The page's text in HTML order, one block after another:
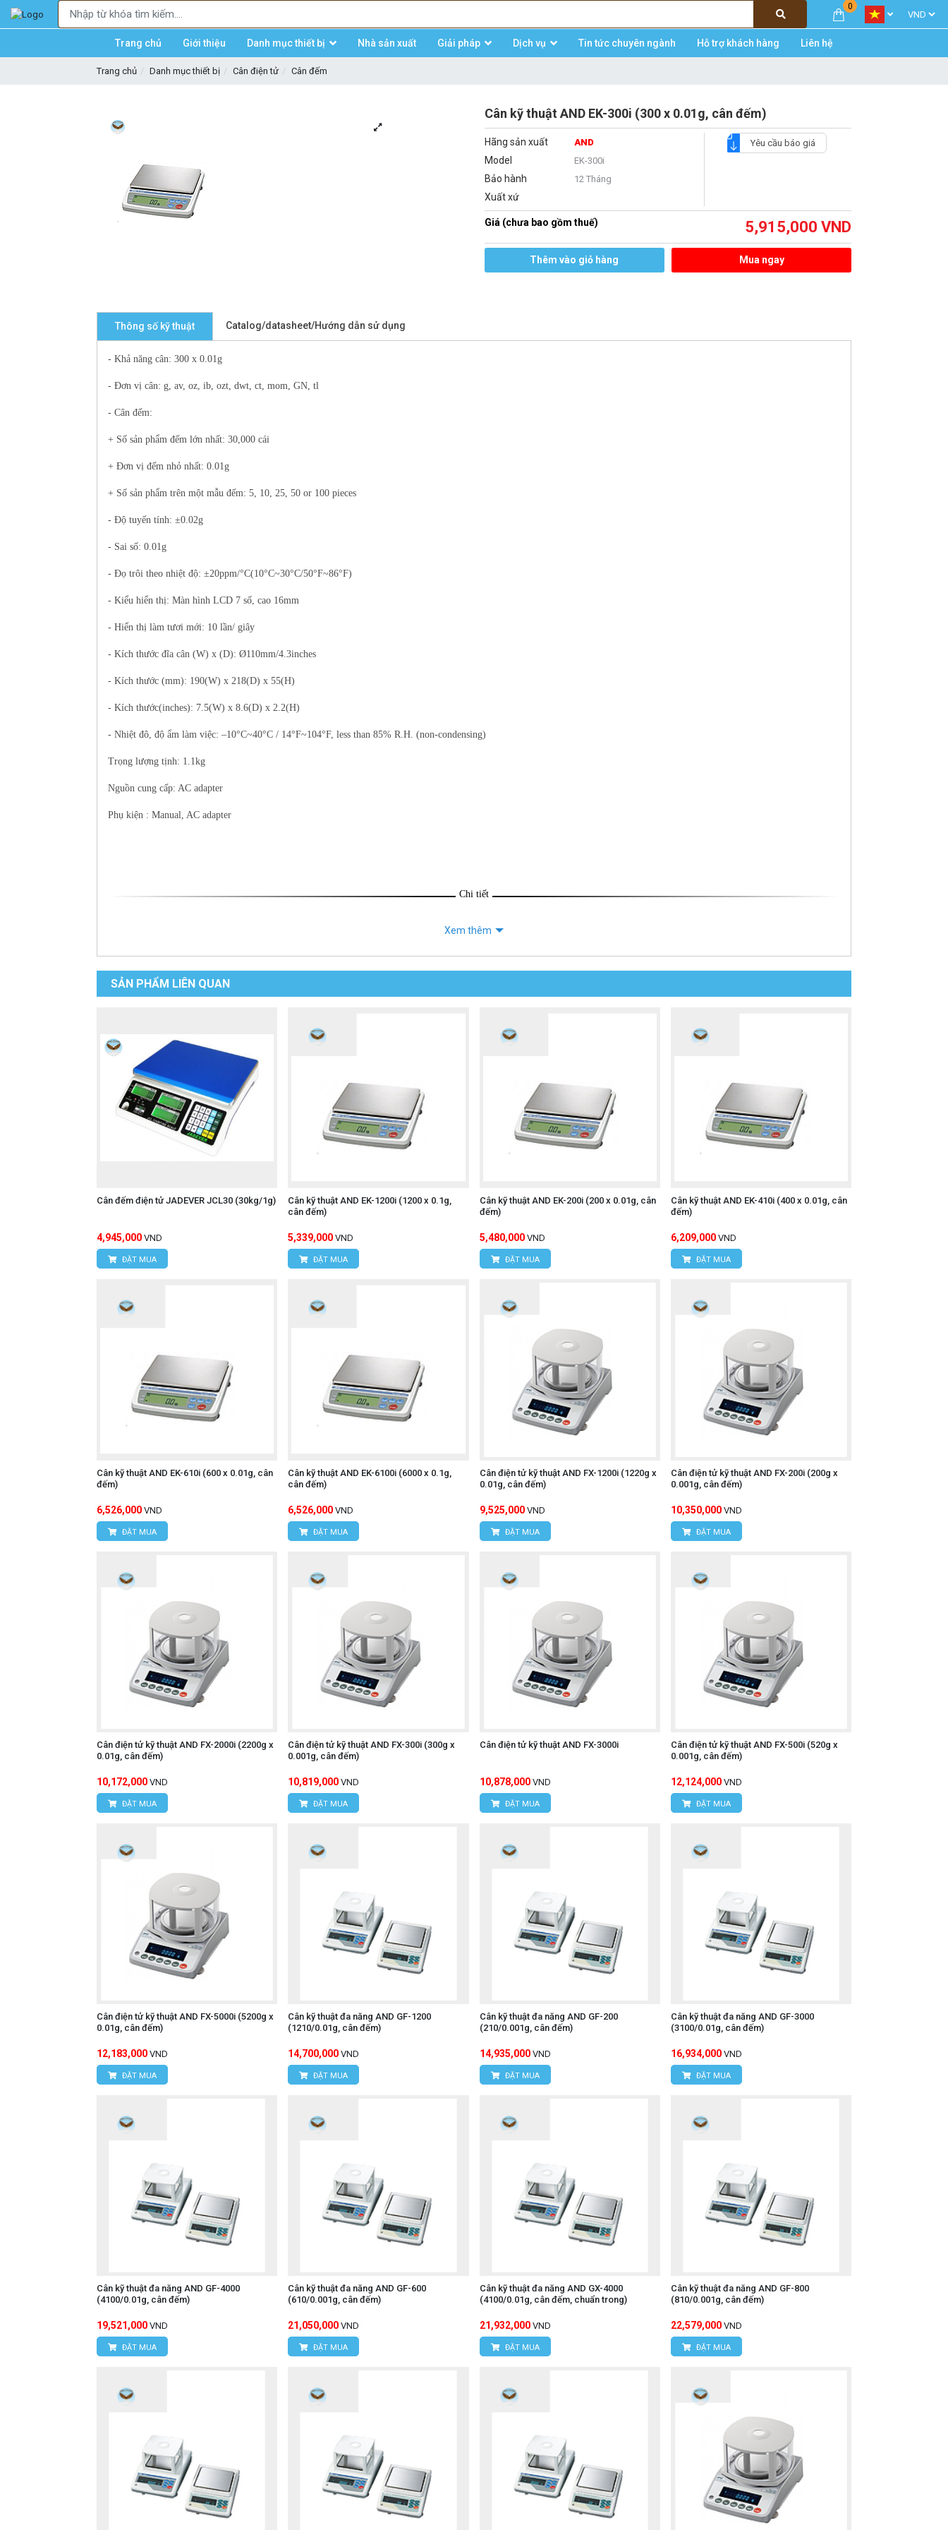
0
Trang chủ Giới thiệu Danh mục thiết bị Nhà sản xuất Giải pháp Dịch vụ Tin tức chuyên ngành Hỗ trợ khách hàng Liên hệ
Trang chủ Danh mục thiết bị Cân điện tử Cân đếm
Cân kỹ thuật AND EK-300i (300 x 0.01g, cân đếm)
Hãng sản xuất AND
Model EK-300i
Bảo hành 12 Tháng
Xuất xứ
Yêu cầu báo giá
Giá (chưa bao gồm thuế) 5,915,000 VND
Thêm vào giỏ hàng Mua ngay
Thông số kỹ thuật Catalog/datasheet/Hướng dẫn sử dụng
- Khả năng cân: 300 x 0.01g
- Đơn vị cân: g, av, oz, ib, ozt, dwt, ct, mom, GN, tl
- Cân đếm:
+ Số sản phẩm đếm lớn nhất: 30,000 cái
+ Đơn vị đếm nhỏ nhất: 0.01g
+ Số sản phẩm trên một mẫu đếm: 5, 10, 25, 50 or 100 pieces
- Độ tuyến tính: ±0.02g
- Sai số: 0.01g
- Đọ trôi theo nhiệt độ: ±20ppm/°C(10°C~30°C/50°F~86°F)
- Kiểu hiển thị: Màn hình LCD 7 số, cao 16mm
- Hiển thị làm tươi mới: 10 lần/ giây
- Kích thước đĩa cân (W) x (D): Ø110mm/4.3inches
- Kích thước (mm): 190(W) x 218(D) x 55(H)
- Kích thước(inches): 7.5(W) x 8.6(D) x 2.2(H)
- Nhiệt đô, độ ẩm làm việc: –10°C~40°C / 14°F~104°F, less than 85% R.H. (non-condensing)
Trọng lượng tịnh: 1.1kg
Nguồn cung cấp: AC adapter
Phụ kiện : Manual, AC adapter
Chi tiết
Xem thêm
SẢN PHẨM LIÊN QUAN
Cân đếm điện tử JADEVER JCL30 (30kg/1g)
4,945,000 VND
ĐẶT MUA
Cân kỹ thuật AND EK-1200i (1200 x 0.1g,
cân đếm)
5,339,000 VND
ĐẶT MUA
Cân kỹ thuật AND EK-200i (200 x 0.01g, cân
đếm)
5,480,000 VND
ĐẶT MUA
Cân kỹ thuật AND EK-410i (400 x 0.01g, cân
đếm)
6,209,000 VND
ĐẶT MUA
Cân kỹ thuật AND EK-610i (600 x 0.01g, cân
đếm)
6,526,000 VND
ĐẶT MUA
Cân kỹ thuật AND EK-6100i (6000 x 0.1g,
cân đếm)
6,526,000 VND
ĐẶT MUA
Cân điện tử kỹ thuật AND FX-1200i (1220g x
0.01g, cân đếm)
9,525,000 VND
ĐẶT MUA
Cân điện tử kỹ thuật AND FX-200i (200g x
0.001g, cân đếm)
10,350,000 VND
ĐẶT MUA
Cân điện tử kỹ thuật AND FX-2000i (2200g x
0.01g, cân đếm)
10,172,000 VND
ĐẶT MUA
Cân điện tử kỹ thuật AND FX-300i (300g x
0.001g, cân đếm)
10,819,000 VND
ĐẶT MUA
Cân điện tử kỹ thuật AND FX-3000i
10,878,000 VND
ĐẶT MUA
Cân điện tử kỹ thuật AND FX-500i (520g x
0.001g, cân đếm)
12,124,000 VND
ĐẶT MUA
Cân điện tử kỹ thuật AND FX-5000i (5200g x
0.01g, cân đếm)
12,183,000 VND
ĐẶT MUA
Cân kỹ thuật đa năng AND GF-1200
(1210/0.01g, cân đếm)
14,700,000 VND
ĐẶT MUA
Cân kỹ thuật đa năng AND GF-200
(210/0.001g, cân đếm)
14,935,000 VND
ĐẶT MUA
Cân kỹ thuật đa năng AND GF-3000
(3100/0.01g, cân đếm)
16,934,000 VND
ĐẶT MUA
Cân kỹ thuật đa năng AND GF-4000
(4100/0.01g, cân đếm)
19,521,000 VND
ĐẶT MUA
Cân kỹ thuật đa năng AND GF-600
(610/0.001g, cân đếm)
21,050,000 VND
ĐẶT MUA
Cân kỹ thuật đa năng AND GX-4000
(4100/0.01g, cân đếm, chuẩn trong)
21,932,000 VND
ĐẶT MUA
Cân kỹ thuật đa năng AND GF-800
(810/0.001g, cân đếm)
22,579,000 VND
ĐẶT MUA